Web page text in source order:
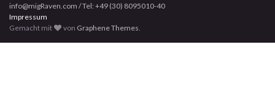
info@migRaven.com / Tel: +49 (30) 8095010-40
Impressum
Gemacht mit
von Graphene Themes